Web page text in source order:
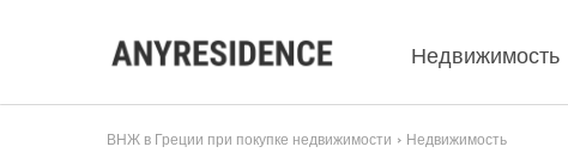
Недвижимость
ВНЖ в Греции при покупке недвижимости Недвижимость